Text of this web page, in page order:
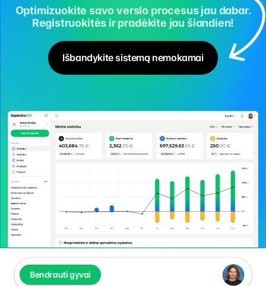
Optimizuokite savo verslo procesus jau dabar.
Registruokitės ir pradėkite jau šiandien!
Išbandykite sistemą nemokamai
Bendrauti gyvai